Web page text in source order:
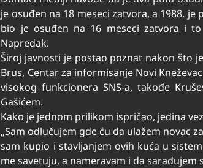
je osuđen na 18 meseci zatvora, a 1988.
bio je osuđen na 16 meseci zatvora i
Napredak.
Široj javnosti je postao poznat nakon što
Brus, Centar za informisanje Novi
visokog funkcionera SNS-a, takođe
Gašićem.
Kako je jednom prilikom ispričao, jedina
„Sam odlučujem gde ću da ulažem novac
sam kupio i stavljanjem ovih kuća u
me savetuju, a nameravam i da sarađujem